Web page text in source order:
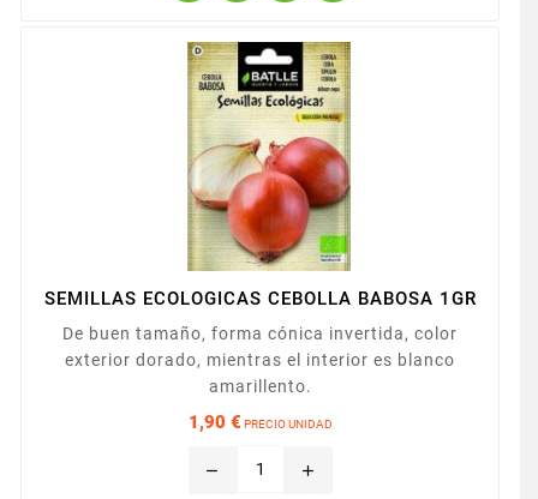
SEMILLAS ECOLOGICAS CEBOLLA BABOSA 1GR
De buen tamaño, forma cónica invertida, color
exterior dorado, mientras el interior es blanco
amarillento.
1,90 € PRECIO UNIDAD
remove add